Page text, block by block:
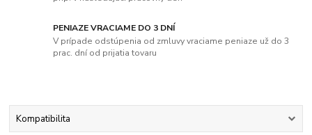
PENIAZE VRACIAME DO 3 DNÍ
V prípade odstúpenia od zmluvy vraciame peniaze už do 3
prac. dní od prijatia tovaru
Kompatibilita